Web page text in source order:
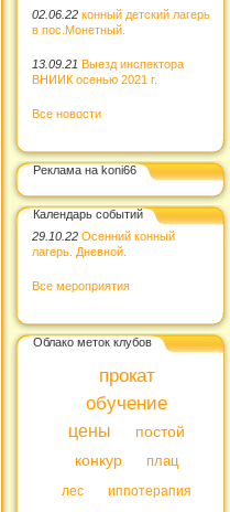
02.06.22 конный детский лагерь
в пос.Монетный.
13.09.21 Выезд инспектора
ВНИИК осенью 2021 г.
Все новости
Реклама на koni66
Календарь событий
29.10.22 Осенний конный
лагерь. Дневной.
Все мероприятия
Облако меток клубов
прокат
обучение
цены
постой
конкур
плац
лес
иппотерапия